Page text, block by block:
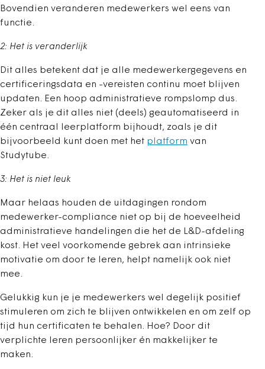
Bovendien veranderen medewerkers wel eens van
functie.
2: Het is veranderlijk
Dit alles betekent dat je alle medewerkergegevens en
certificeringsdata en -vereisten continu moet blijven
updaten. Een hoop administratieve rompslomp dus.
Zeker als je dit alles niet (deels) geautomatiseerd in
één centraal leerplatform bijhoudt, zoals je dit
bijvoorbeeld kunt doen met het platform van
Studytube.
3: Het is niet leuk
Maar helaas houden de uitdagingen rondom
medewerker-compliance niet op bij de hoeveelheid
administratieve handelingen die het de L&D-afdeling
kost. Het veel voorkomende gebrek aan intrinsieke
motivatie om door te leren, helpt namelijk ook niet
mee.
Gelukkig kun je je medewerkers wel degelijk positief
stimuleren om zich te blijven ontwikkelen en om zelf op
tijd hun certificaten te behalen. Hoe? Door dit
verplichte leren persoonlijker én makkelijker te
maken.